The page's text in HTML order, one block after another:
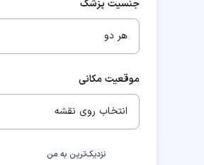
جنسیت پزشک
هر دو
موقعیت مکانی
انتخاب روی نقشه
نزدیک‌ترین به من